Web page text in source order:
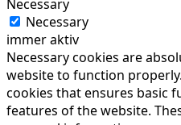
Necessary
Necessary
immer aktiv
Necessary cookies are
website to function
cookies that ensures basic
features of the website.